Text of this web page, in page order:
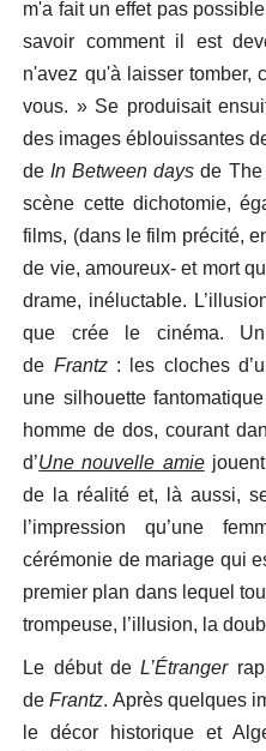
m'a fait un effet pas
savoir comment il est
n'avez qu'à laisser tomber,
vous. » Se produisait
des images éblouissantes
de In Between days de The
scène cette dichotomie,
films, (dans le film précité,
de vie, amoureux- et mort
drame, inéluctable.
que crée le cinéma.
de Frantz : les cloches
une silhouette
homme de dos, courant
d’Une nouvelle amiejouent
de la réalité et, là aussi,
l’impression qu’une
cérémonie de mariage qui
premier plan dans lequel
trompeuse, l’illusion, la
Le début deL’Étranger
deFrantz. Après quelques
le décor historique et